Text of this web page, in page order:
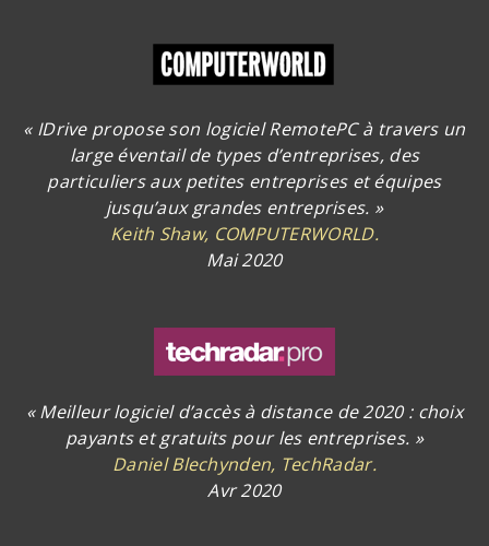
« IDrive propose son logiciel RemotePC à travers un
large éventail de types d’entreprises, des
particuliers aux petites entreprises et équipes
jusqu’aux grandes entreprises. »
Keith Shaw, COMPUTERWORLD.
Mai 2020
« Meilleur logiciel d’accès à distance de 2020 : choix
payants et gratuits pour les entreprises. »
Daniel Blechynden, TechRadar.
Avr 2020